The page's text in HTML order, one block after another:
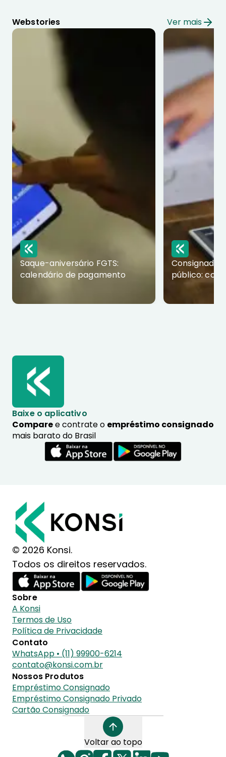
Webstories Ver mais
Saque-aniversário FGTS:
calendário de pagamento
Consignado
público:
Baixe o aplicativo
Comparee contrate o empréstimo consignado
mais barato do Brasil
© 2026 Konsi.
Todos os direitos reservados.
Sobre
A Konsi
Termos de Uso
Política de Privacidade
Contato
WhatsApp • (11) 99900-6214
contato@konsi.com.br
Nossos Produtos
Empréstimo Consignado
Empréstimo Consignado Privado
Cartão Consignado
Voltar ao topo